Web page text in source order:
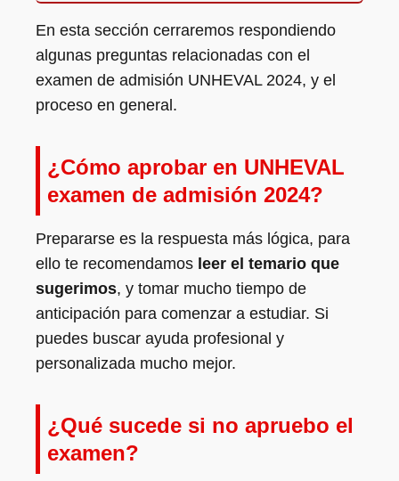
En esta sección cerraremos respondiendo
algunas preguntas relacionadas con el
examen de admisión UNHEVAL 2024, y el
proceso en general.
¿Cómo aprobar en UNHEVAL
examen de admisión 2024?
Prepararse es la respuesta más lógica, para
ello te recomendamos leer el temario que
sugerimos, y tomar mucho tiempo de
anticipación para comenzar a estudiar. Si
puedes buscar ayuda profesional y
personalizada mucho mejor.
¿Qué sucede si no apruebo el
examen?